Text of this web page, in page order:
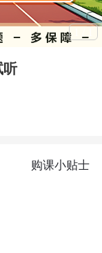
听
购课小贴士